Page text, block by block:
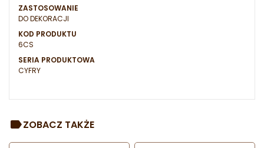
ZASTOSOWANIE
DO DEKORACJI
KOD PRODUKTU
6CS
SERIA PRODUKTOWA
CYFRY
ZOBACZ TAKŻE